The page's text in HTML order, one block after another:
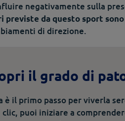
negativamente sulla
previste da questo sport
di direzione.
il grado di
il primo passo per viverla
puoi iniziare a